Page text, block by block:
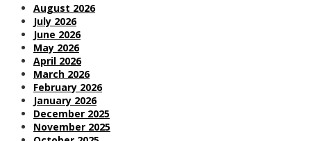
August 2026
July 2026
June 2026
May 2026
April 2026
March 2026
February 2026
January 2026
December 2025
November 2025